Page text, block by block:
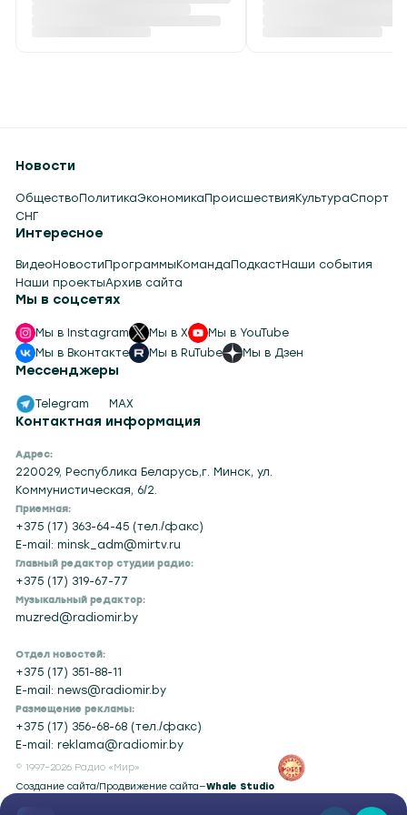
Контактная информация
Адрес:
220029, Республика Беларусь,г. Минск, ул.
Коммунистическая, 6/2.
Приемная:
+375 (17) 363-64-45 (тел./факс)
E-mail: minsk_adm@mirtv.ru
Главный редактор студии радио:
+375 (17) 319-67-77
Музыкальный редактор:
muzred@radiomir.by
Отдел новостей:
+375 (17) 351-88-11
E-mail: news@radiomir.by
Размещение рекламы:
+375 (17) 356-68-68 (тел./факс)
E-mail: reklama@radiomir.by
Новости
ОбществоПолитикаЭкономикаПроисшествияКультураСпорт
СНГ
Интересное
ВидеоНовостиПрограммыКомандаПодкастНаши события
Наши проектыАрхив сайта
Мы в соцсетях
Мы в Instagram Мы в X
Мы в YouTube
Мы в Вконтакте
Мы в RuTube Мы в Дзен
Мессенджеры
Telegram MAX
© 1997–2026 Радио «Мир»
Создание сайта/Продвижение сайта—Whale Studio